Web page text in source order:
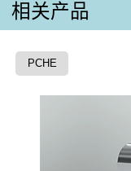
相关产品
PCHE